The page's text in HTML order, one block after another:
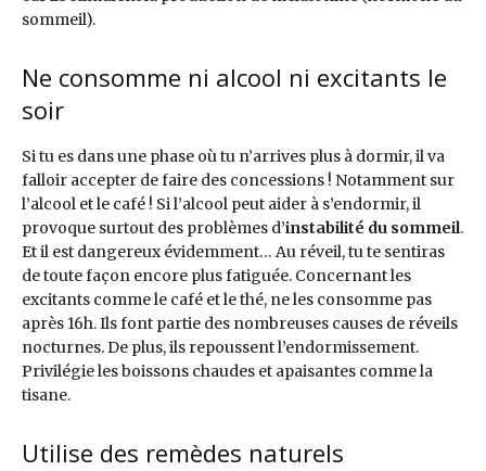
sommeil).
Ne consomme ni alcool ni excitants le
soir
Si tu es dans une phase où tu n’arrives plus à dormir, il va
falloir accepter de faire des concessions ! Notamment sur
l’alcool et le café ! Si l’alcool peut aider à s’endormir, il
provoque surtout des problèmes d’instabilité du sommeil.
Et il est dangereux évidemment… Au réveil, tu te sentiras
de toute façon encore plus fatiguée. Concernant les
excitants comme le café et le thé, ne les consomme pas
après 16h. Ils font partie des nombreuses causes de réveils
nocturnes. De plus, ils repoussent l’endormissement.
Privilégie les boissons chaudes et apaisantes comme la
tisane.
Utilise des remèdes naturels